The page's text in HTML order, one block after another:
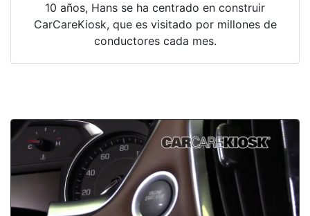
10 años, Hans se ha centrado en construir
CarCareKiosk, que es visitado por millones de
conductores cada mes.